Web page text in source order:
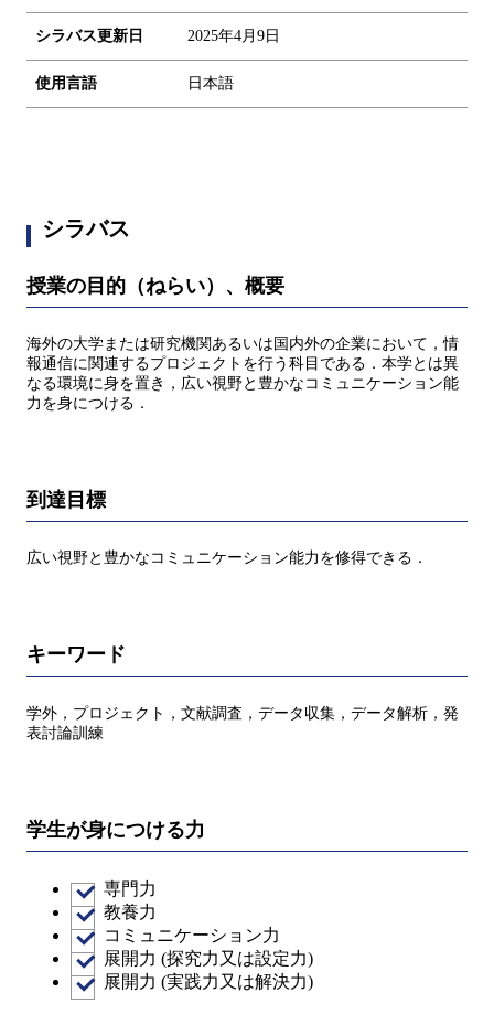
シラバス更新日 2025年4月9日
使用言語 日本語
シラバス
授業の目的（ねらい）、概要
海外の大学または研究機関あるいは国内外の企業において，情
報通信に関連するプロジェクトを行う科目である．本学とは異
なる環境に身を置き，広い視野と豊かなコミュニケーション能
力を身につける．
到達目標
広い視野と豊かなコミュニケーション能力を修得できる．
キーワード
学外，プロジェクト，文献調査，データ収集，データ解析，発
表討論訓練
学生が身につける力
専門力
教養力
コミュニケーション力
展開力 (探究力又は設定力)
展開力 (実践力又は解決力)